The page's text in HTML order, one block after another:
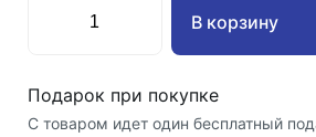
В корзину
Подарок при покупке
С товаром идет один бесплатный